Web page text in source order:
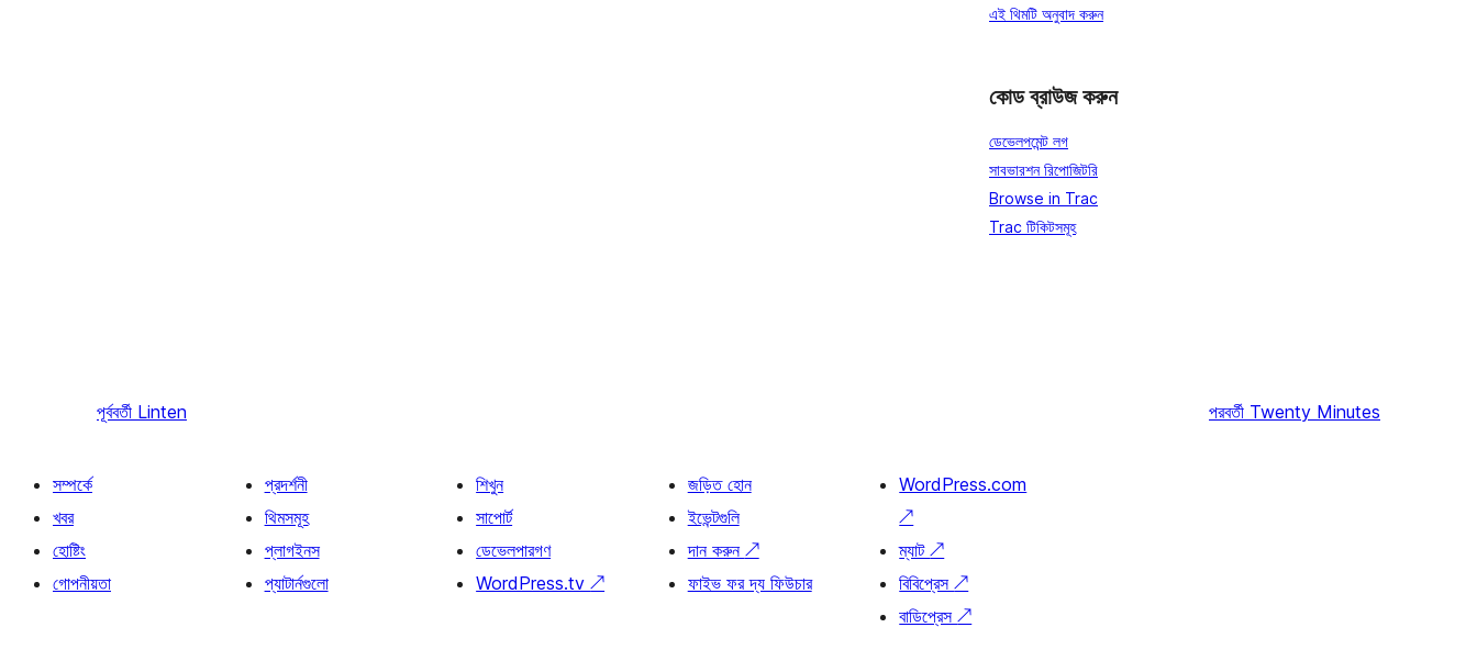
এই থিমটি অনুবাদ করুন
কোড ব্রাউজ করুন
ডেভেলপমেন্ট লগ
সাবভারশন রিপোজিটরি
Browse in Trac
Trac টিকিটসমূহ
পূর্ববর্তী Linten পরবর্তী Twenty Minutes
সম্পর্কে
খবর
হোষ্টিং
গোপনীয়তা
প্রদর্শনী
থিমসমূহ
প্লাগইনস
প্যাটার্নগুলো
শিখুন
সাপোর্ট
ডেভেলপারগণ
WordPress.tv↗
জড়িত হোন
ইভেন্টগুলি
দান করুন ↗
ফাইভ ফর দ্য ফিউচার
WordPress.com
↗
ম্যাট↗
বিবিপ্রেস↗
বাডিপ্রেস↗